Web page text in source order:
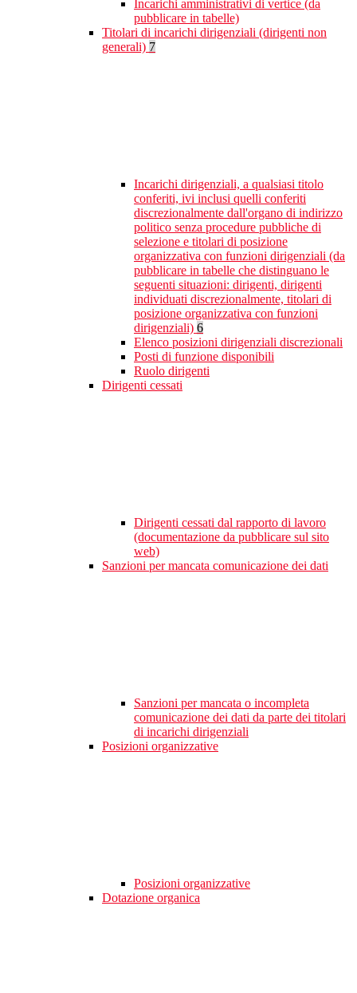
Incarichi amministrativi di vertice (da
pubblicare in tabelle)
Titolari di incarichi dirigenziali (dirigenti non
generali) 7
Incarichi dirigenziali, a qualsiasi titolo
conferiti, ivi inclusi quelli conferiti
discrezionalmente dall'organo di indirizzo
politico senza procedure pubbliche di
selezione e titolari di posizione
organizzativa con funzioni dirigenziali (da
pubblicare in tabelle che distinguano le
seguenti situazioni: dirigenti, dirigenti
individuati discrezionalmente, titolari di
posizione organizzativa con funzioni
dirigenziali) 6
Elenco posizioni dirigenziali discrezionali
Posti di funzione disponibili
Ruolo dirigenti
Dirigenti cessati
Dirigenti cessati dal rapporto di lavoro
(documentazione da pubblicare sul sito
web)
Sanzioni per mancata comunicazione dei dati
Sanzioni per mancata o incompleta
comunicazione dei dati da parte dei titolari
di incarichi dirigenziali
Posizioni organizzative
Posizioni organizzative
Dotazione organica